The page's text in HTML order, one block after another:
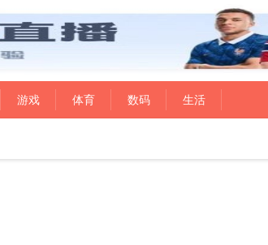
游戏 体育 数码 生活